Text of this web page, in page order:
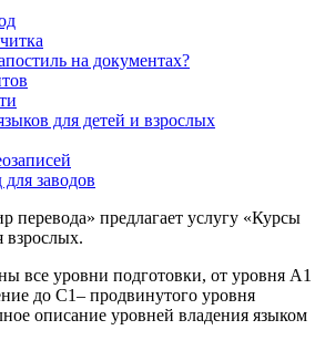
на документах?
для детей и взрослых
заводов
предлагает услугу «Курсы
взрослых.
все уровни подготовки, от уровня А1
до С1– продвинутого уровня
описание уровней владения языком